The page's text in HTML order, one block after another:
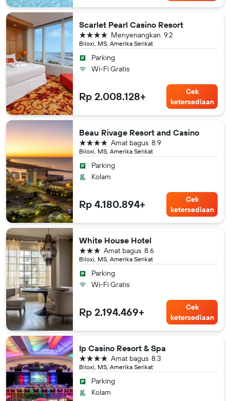
Scarlet Pearl Casino Resort
Biloxi, MS, Amerika Serikat
9.2
Menyenangkan
bintang 4
Parking
Wi-Fi Gratis
Rp 2.008.128+
Cek
ketersediaan
Beau Rivage Resort and Casino
Biloxi, MS, Amerika Serikat
8.9
Amat bagus
bintang 4
Parking
Kolam
Rp 4.180.894+
Cek
ketersediaan
White House Hotel
Biloxi, MS, Amerika Serikat
8.6
Amat bagus
bintang 3
Parking
Wi-Fi Gratis
Rp 2.194.469+
Cek
ketersediaan
Ip Casino Resort & Spa
Biloxi, MS, Amerika Serikat
8.3
Amat bagus
bintang 4
Parking
Kolam